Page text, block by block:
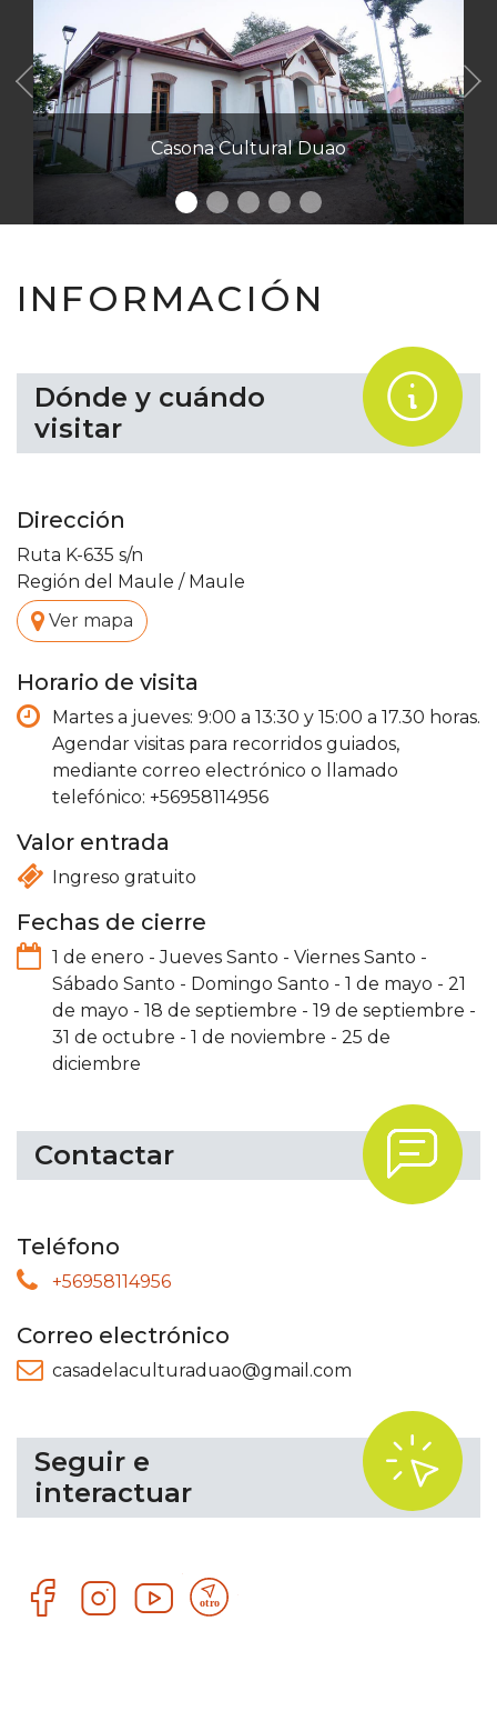
Casona Cultural Duao
Anterior
INFORMACIÓN
Dónde y cuándo
visitar
.
Dirección
Ruta K-635 s/n
Región del Maule / Maule
. Ver mapa
Horario de visita
Martes a jueves: 9:00 a 13:30 y 15:00 a 17.30 horas.
Agendar visitas para recorridos guiados,
mediante correo electrónico o llamado
telefónico: +56958114956
Valor entrada
Ingreso gratuito
Fechas de cierre
1 de enero -Jueves Santo - Viernes Santo -
Sábado Santo - Domingo Santo - 1 de mayo - 21
de mayo - 18 de septiembre - 19 de septiembre -
31 de octubre - 1 de noviembre - 25 de
diciembre
Contactar .
Teléfono
+56958114956
Correo electrónico
casadelaculturaduao@gmail.com
Seguir e
interactuar
.